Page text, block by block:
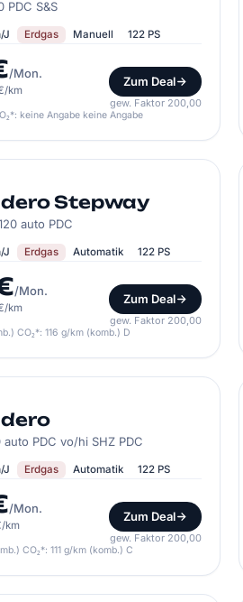
PDC S&S
J Erdgas Manuell 122 PS
/Mon.
km
Zum Deal
gew. Faktor 200,00
keine Angabe keine Angabe
Stepway
auto PDC
J Erdgas Automatik 122 PS
/Mon.
km
Zum Deal
gew. Faktor 200,00
CO₂*: 116 g/km (komb.) D
PDC vo/hi SHZ PDC
J Erdgas Automatik 122 PS
/Mon.
km
Zum Deal
gew. Faktor 200,00
CO₂*: 111 g/km (komb.) C